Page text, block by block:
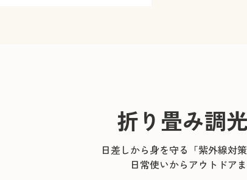
折り畳み調
日差しから身を守る「紫外線対
日常使いからアウトドア